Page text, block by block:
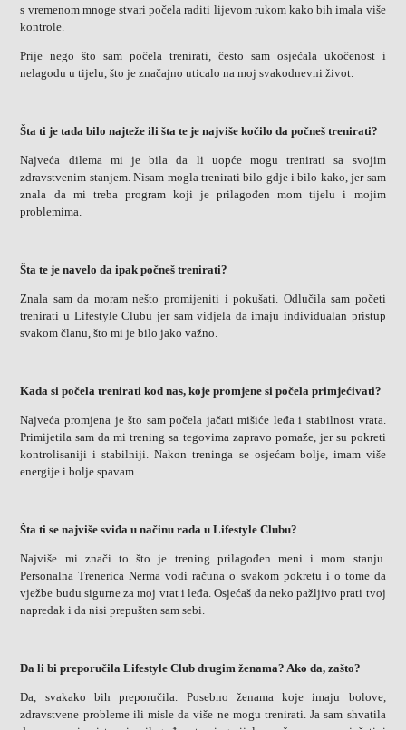
s vremenom mnoge stvari počela raditi lijevom rukom kako bih imala više
kontrole.
Prije nego što sam počela trenirati, često sam osjećala ukočenost i
nelagodu u tijelu, što je značajno uticalo na moj svakodnevni život.
Šta ti je tada bilo najteže ili šta te je najviše kočilo da počneš trenirati?
Najveća dilema mi je bila da li uopće mogu trenirati sa svojim
zdravstvenim stanjem. Nisam mogla trenirati bilo gdje i bilo kako, jer sam
znala da mi treba program koji je prilagođen mom tijelu i mojim
problemima.
Šta te je navelo da ipak počneš trenirati?
Znala sam da moram nešto promijeniti i pokušati. Odlučila sam početi
trenirati u Lifestyle Clubu jer sam vidjela da imaju individualan pristup
svakom članu, što mi je bilo jako važno.
Kada si počela trenirati kod nas, koje promjene si počela primjećivati?
Najveća promjena je što sam počela jačati mišiće leđa i stabilnost vrata.
Primijetila sam da mi trening sa tegovima zapravo pomaže, jer su pokreti
kontrolisaniji i stabilniji. Nakon treninga se osjećam bolje, imam više
energije i bolje spavam.
Šta ti se najviše sviđa u načinu rada u Lifestyle Clubu?
Najviše mi znači to što je trening prilagođen meni i mom stanju.
Personalna Trenerica Nerma vodi računa o svakom pokretu i o tome da
vježbe budu sigurne za moj vrat i leđa. Osjećaš da neko pažljivo prati tvoj
napredak i da nisi prepušten sam sebi.
Da li bi preporučila Lifestyle Club drugim ženama? Ako da, zašto?
Da, svakako bih preporučila. Posebno ženama koje imaju bolove,
zdravstvene probleme ili misle da više ne mogu trenirati. Ja sam shvatila